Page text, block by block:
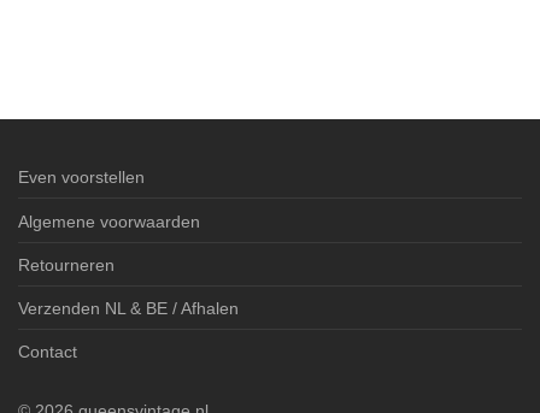
Even voorstellen
Algemene voorwaarden
Retourneren
Verzenden NL & BE / Afhalen
Contact